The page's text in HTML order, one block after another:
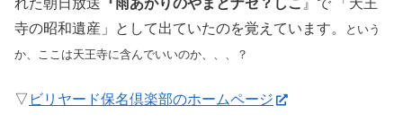
れた朝日放送 『雨あがりのやまとナゼ？しこ 』で 「天王
寺の昭和遺産」として出ていたのを覚えています。
という
か、ここは天王寺に含んでいいのか、、、？
▽ ビリヤード保名倶楽部のホームページ